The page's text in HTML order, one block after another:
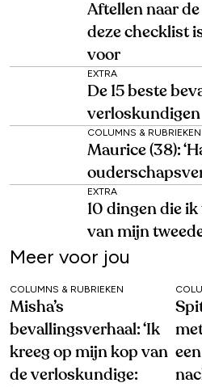
Aftellen naar
deze checklist
voor
EXTRA
De 15 beste
verloskundigen
COLUMNS & RUBRIEKEN
Maurice (38):
EXTRA
10 dingen die
van mijn
Meer voor jou
COLUMNS & RUBRIEKEN
Misha’s
bevallingsverhaal: ‘Ik
kreeg op mijn kop van
de verloskundige: